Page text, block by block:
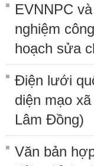
EVNNPC
nghiệm
hoạch sửa
Điện lưới
diện mạo
Lâm Đồng)
Văn bản